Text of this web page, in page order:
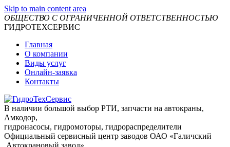
Skip to main content area
ОБЩЕСТВО С ОГРАНИЧЕННОЙ ОТВЕТСТВЕННОСТЬЮ
ГИДРОТЕХСЕРВИС
Главная
О компании
Виды услуг
Онлайн-заявка
Контакты
В наличии большой выбор РТИ, запчасти на автокраны,
Амкодор,
гидронасосы, гидромоторы, гидрораспределители
Официальный сервисный центр заводов ОАО «Галичский
Автокрановый завод»,